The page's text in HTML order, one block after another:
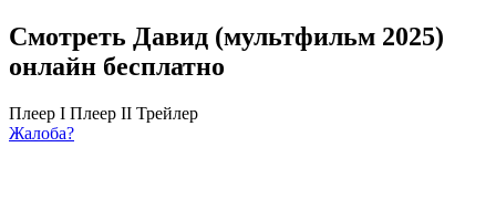
Смотреть Давид (мультфильм 2025)
онлайн бесплатно
Плеер I Плеер II Трейлер
Жалоба?